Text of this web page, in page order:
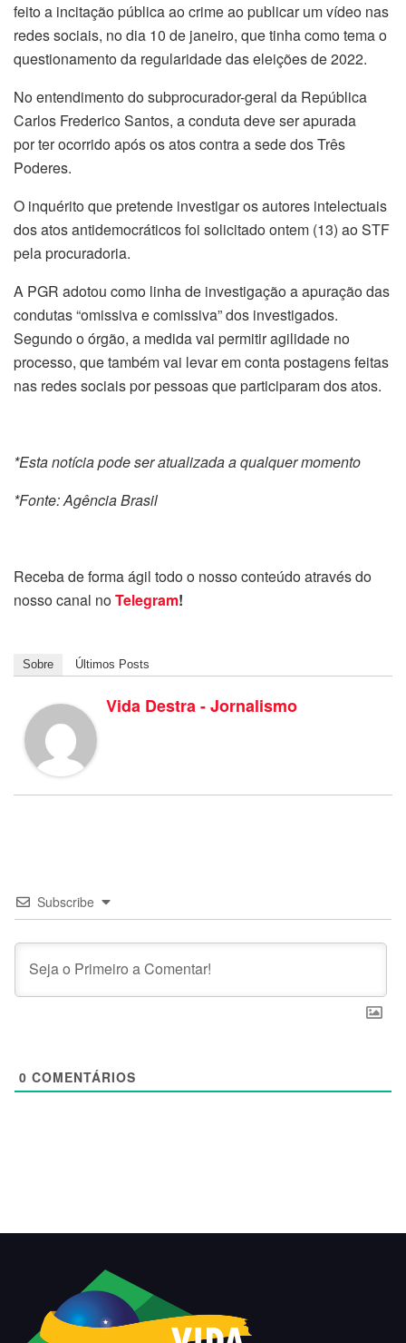
feito a incitação pública ao crime ao publicar um vídeo nas
redes sociais, no dia 10 de janeiro, que tinha como tema o
questionamento da regularidade das eleições de 2022.
No entendimento do subprocurador-geral da República
Carlos Frederico Santos, a conduta deve ser apurada
por ter ocorrido após os atos contra a sede dos Três
Poderes.
O inquérito que pretende investigar os autores intelectuais
dos atos antidemocráticos foi solicitado ontem (13) ao STF
pela procuradoria.
A PGR adotou como linha de investigação a apuração das
condutas “omissiva e comissiva” dos investigados.
Segundo o órgão, a medida vai permitir agilidade no
processo, que também vai levar em conta postagens feitas
nas redes sociais por pessoas que participaram dos atos.
*Esta notícia pode ser atualizada a qualquer momento
*Fonte: Agência Brasil
Receba de forma ágil todo o nosso conteúdo através do
nosso canal noTelegram!
Sobre Últimos Posts
Vida Destra - Jornalismo
Subscribe
0 COMENTÁRIOS